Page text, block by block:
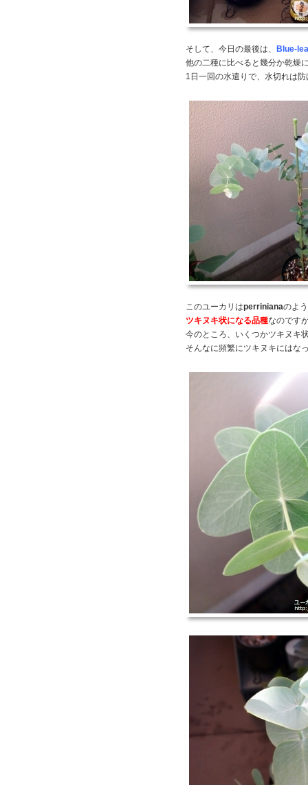
そして、今日の最後は、
Blue-
他の二種に比べると幾分か乾燥
1日一回の水遣りで、水切れは
このユーカリはperrinianaのよ
ツキヌキ状になる品種なのです
今のところ、いくつかツキヌキ
そんなに頻繁にツキヌキにはな